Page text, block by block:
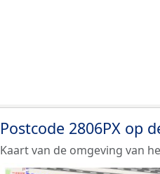
Postcode 2806PX op
Kaart van de omgeving van